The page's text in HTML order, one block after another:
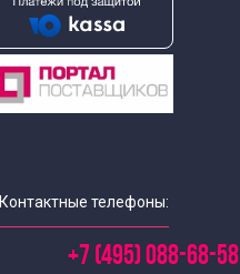
Контактные телефоны:
+7 (495) 088-68-58